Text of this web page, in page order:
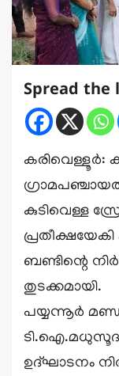
Spread the
കരിവെള്ളൂർ:
കുടിവെള്ള
ബണ്ടിന്റെ
തുടക്കമായി.
പയ്യന്നൂർ
ഉദ്ഘാടനം